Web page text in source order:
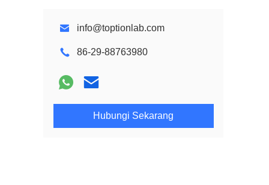
info@toptionlab.com
86-29-88763980
Hubungi Sekarang